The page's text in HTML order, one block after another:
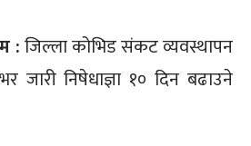
:जिल्ला कोभिड संकट व्यवस्थापन
जारी निषेधाज्ञा १० दिन बढाउने